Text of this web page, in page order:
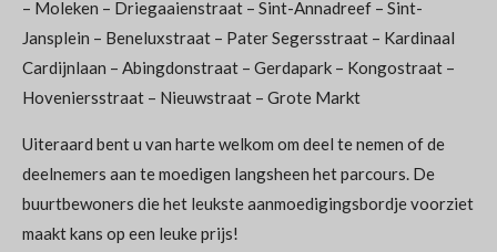
– Moleken – Driegaaienstraat – Sint-Annadreef – Sint-
Jansplein – Beneluxstraat – Pater Segersstraat – Kardinaal
Cardijnlaan – Abingdonstraat – Gerdapark – Kongostraat –
Hoveniersstraat – Nieuwstraat – Grote Markt
Uiteraard bent u van harte welkom om deel te nemen of de
deelnemers aan te moedigen langsheen het parcours. De
buurtbewoners die het leukste aanmoedigingsbordje voorziet
maakt kans op een leuke prijs!